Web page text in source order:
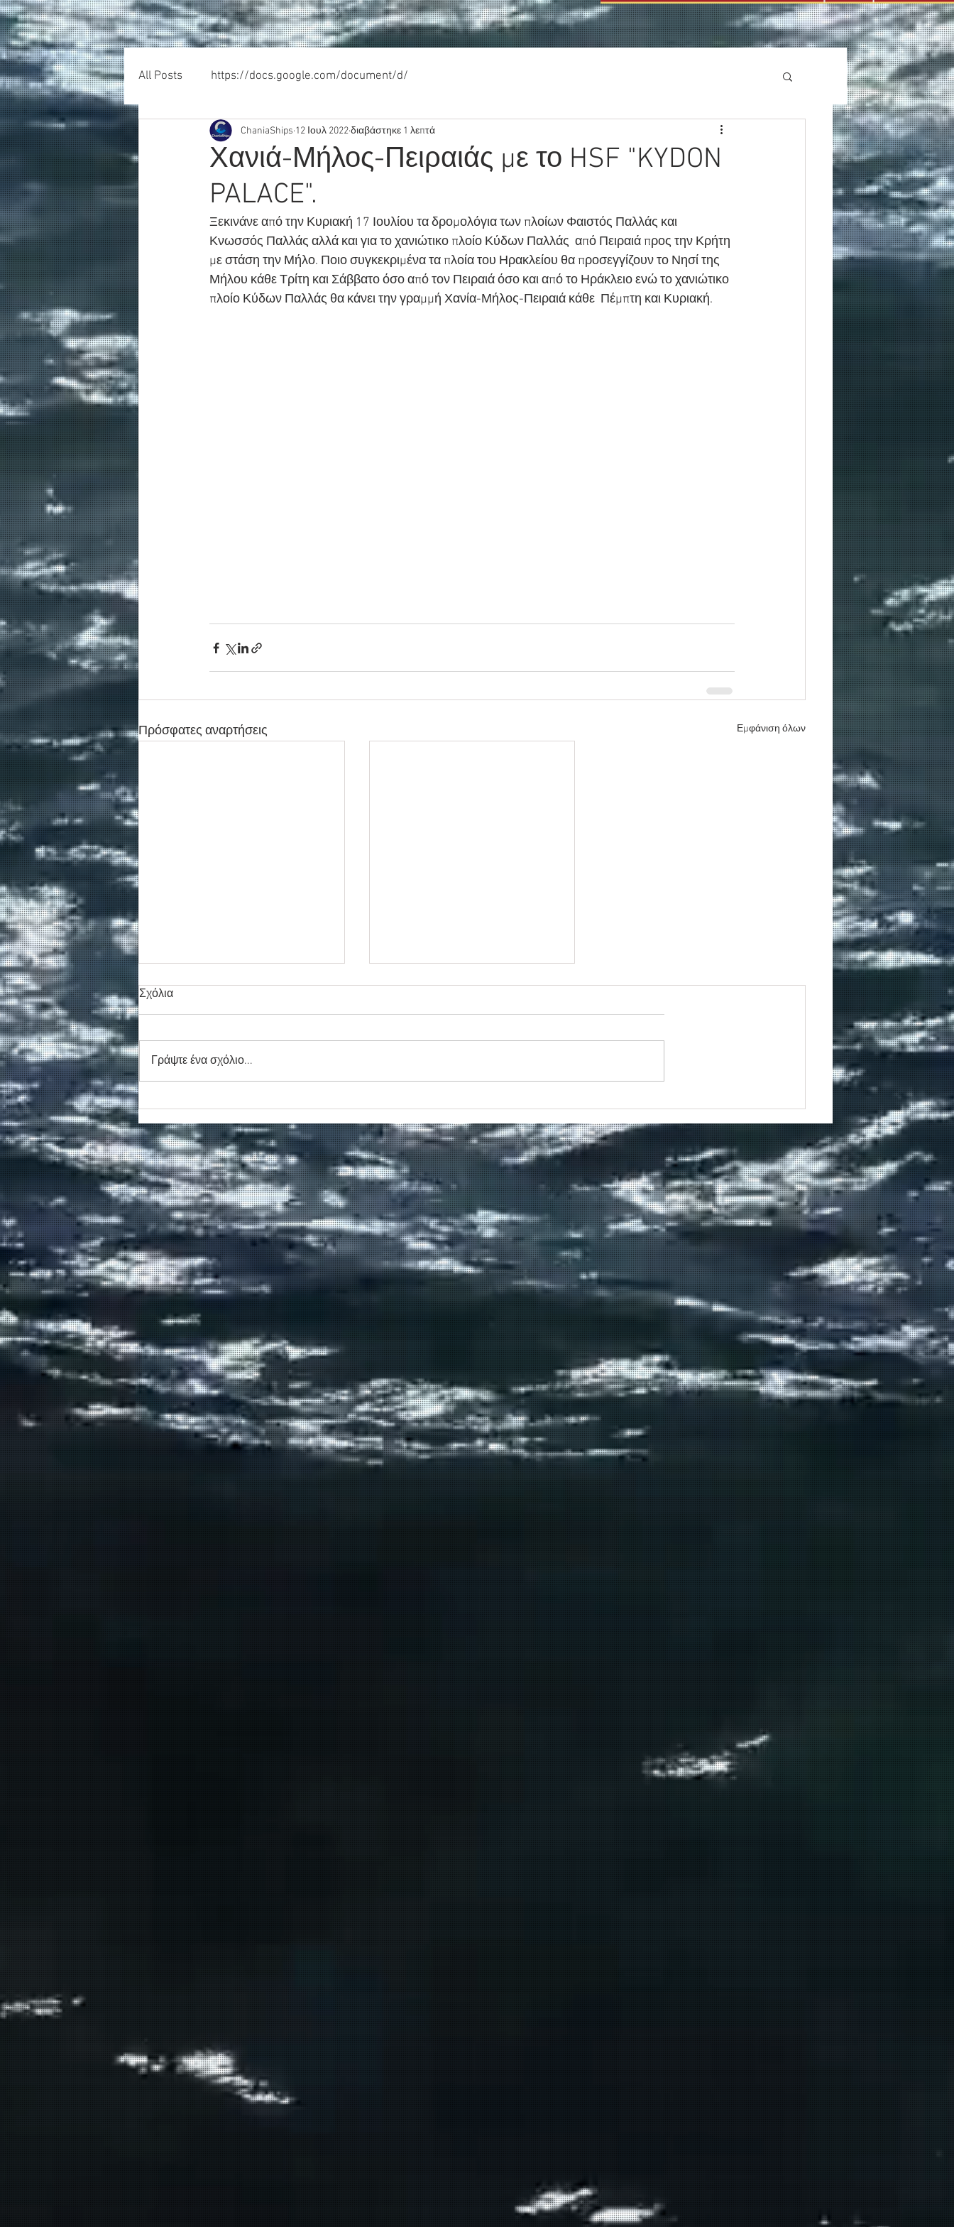
All Posts https://docs.google.com/document/d/
Χανιά-Μήλος-Πειραιάς με το HSF "KYDON
PALACE".
ChaniaShips 12 Ιουλ 2022διαβάστηκε 1 λεπτά
Ξεκινάνε από την Κυριακή 17 Ιουλίου τα δρομολόγια των πλοίων Φαιστός Παλλάς και
Κνωσσός Παλλάς αλλά και για το χανιώτικο πλοίο Κύδων Παλλάς  από Πειραιά προς την Κρήτη
με στάση την Μήλο. Ποιο συγκεκριμένα τα πλοία του Ηρακλείου θα προσεγγίζουν το Νησί της
Μήλου κάθε Τρίτη και Σάββατο όσο από τον Πειραιά όσο και από το Ηράκλειο ενώ το χανιώτικο
πλοίο Κύδων Παλλάς θα κάνει την γραμμή Χανία-Μήλος-Πειραιά κάθε  Πέμπτη και Κυριακή.
Πρόσφατες αναρτήσεις Εμφάνιση όλων
Κασσελάκη στο λιμάνι της
Σούδας
μεταφοράς μεταναστών από τη
Σούδα
Σχόλια
Γράψτε ένα σχόλιο...